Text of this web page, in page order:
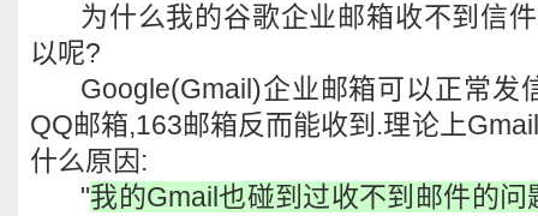
为什么我的谷歌企业邮箱收不到信
以呢?
Google(Gmail)企业邮箱可以正常发
QQ邮箱,163邮箱反而能收到.理论上
什么原因:
"我的Gmail也碰到过收不到邮件的